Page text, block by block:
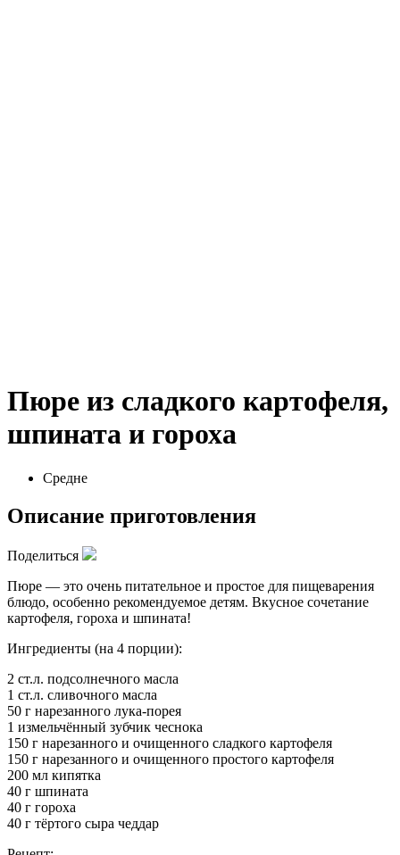
Пюре из сладкого картофеля,
шпината и гороха
Средне
Описание приготовления
Поделиться
Пюре — это очень питательное и простое для пищеварения
блюдо, особенно рекомендуемое детям. Вкусное сочетание
картофеля, гороха и шпината!
Ингредиенты (на 4 порции):
2 ст.л. подсолнечного масла
1 ст.л. сливочного масла
50 г нарезанного лука-порея
1 измельчённый зубчик чеснока
150 г нарезанного и очищенного сладкого картофеля
150 г нарезанного и очищенного простого картофеля
200 мл кипятка
40 г шпината
40 г гороха
40 г тёртого сыра чеддар